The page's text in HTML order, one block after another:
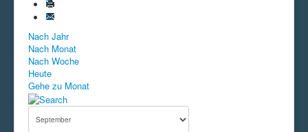
Nach Jahr
Nach Monat
Nach Woche
Heute
Gehe zu Monat